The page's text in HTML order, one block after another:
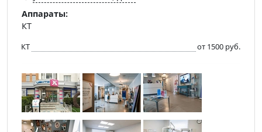
Аппараты:
КТ
КТ от 1500 руб.